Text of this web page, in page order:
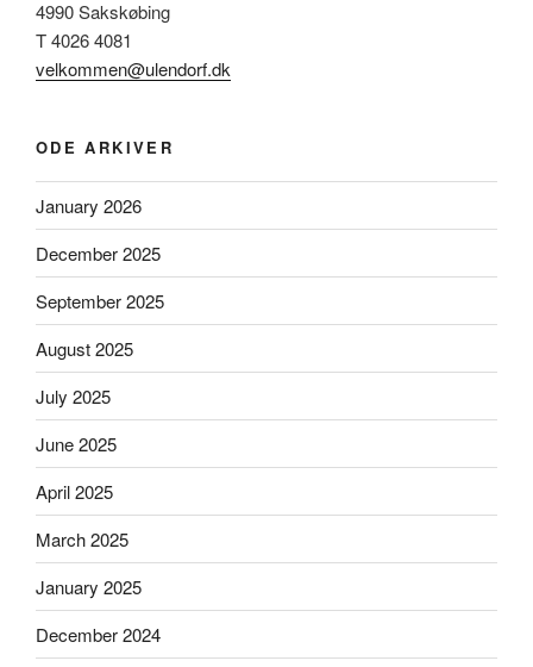
4990 Sakskøbing
T 4026 4081
velkommen@ulendorf.dk
ODE ARKIVER
January 2026
December 2025
September 2025
August 2025
July 2025
June 2025
April 2025
March 2025
January 2025
December 2024